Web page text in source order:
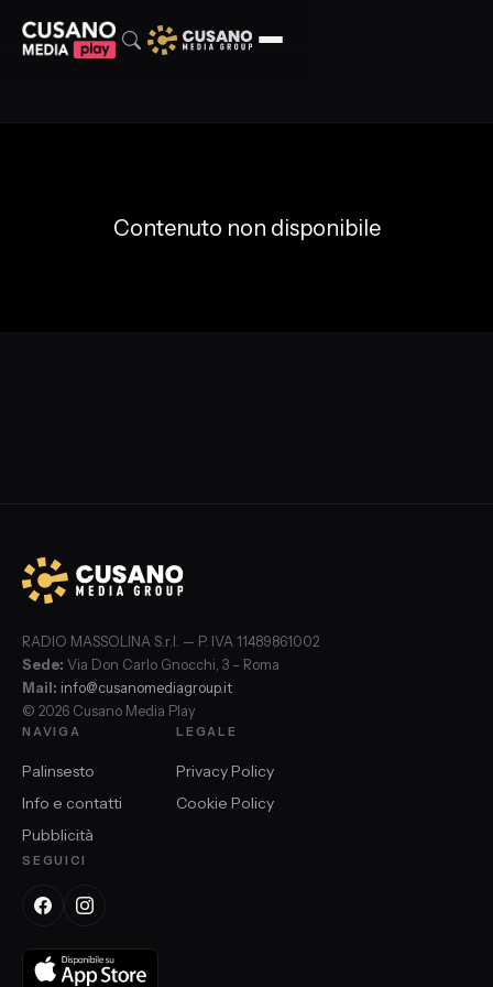
Contenuto non disponibile
RADIO MASSOLINA S.r.l. — P. IVA 11489861002
Sede: Via Don Carlo Gnocchi, 3 – Roma
Mail: info@cusanomediagroup.it
© 2026 Cusano Media Play
NAVIGA
Palinsesto
Info e contatti
Pubblicità
LEGALE
Privacy Policy
Cookie Policy
SEGUICI